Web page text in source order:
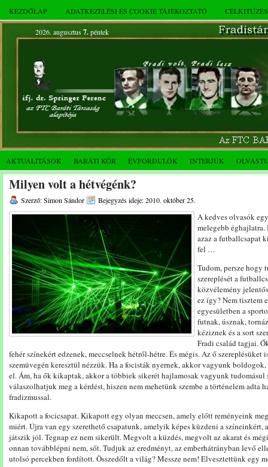
KEZDŐLAP ADATKEZELÉSI ÉS COOKIE TÁJÉKOZTATÓ
2026. augusztus 7.péntek
AKTUALITÁSOK BARÁTI KÖR ÉVFORDULÓK INTERJÚK
Milyen volt a hétvégénk?
Szerző: Simon Sándor Bejegyzés ideje: 2010. október 25.
A kedves olvasók
melegebb
azaz a futballcsapat
fel …
Tudom, persze hogy
szereplését a
közvélemény
ez így? Nem tisztem
egyesületben a
futnak, úsznak,
kéziznek és a sort
Fradi család tagjai.
fehér színekért edzenek, meccselnek hétről-hétre. És mégis. Az ő szereplésüket
szemüvegén keresztül nézzük. Ha a focisták nyernek, akkor vagyunk
el. Ám, ha ők kikaptak, akkor a többiek sikerét hajlamosak vagyunk tudomásul
válaszolhatjuk meg a kérdést, hiszen nem mehetünk szembe a történelem
fradizmussal.
Kikapott a focicsapat. Kikapott egy olyan meccsen, amely előtt reményeink
miért. Újra van egy szerethető csapatunk, amelyik képes küzdeni a
játszik jól. Tegnap ez nem sikerült. Megvolt a küzdés, megvolt az akarat és
onnan továbblépni nem, sőt. Tudjuk az eredményt, az emberhátrányban levő
utolsó percekben fordított. Összedőlt a világ? Messze nem! Elvesztettünk egy